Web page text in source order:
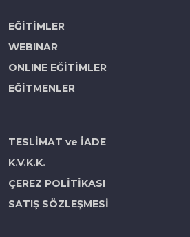
EĞİTİMLER
WEBINAR
ONLINE EĞİTİMLER
EĞİTMENLER
TESLİMAT ve İADE
K.V.K.K.
ÇEREZ POLİTİKASI
SATIŞ SÖZLEŞMESİ